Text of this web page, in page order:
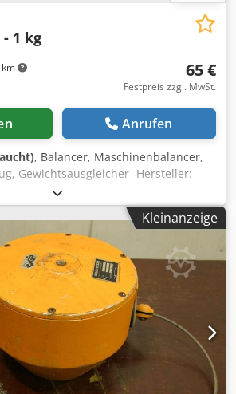
- 1 kg
65 €
Festpreis zzgl. MwSt.
Anrufen
, Balancer, Maschinenbalancer,
Gewichtsausgleicher -Hersteller:
9190 Dsdpfxjvqbgzo Agfock -
-Seillänge: 1600 mm -Anzahl: 1x
-Abmessung: 180/110/H55 mm -Kleinanzeige